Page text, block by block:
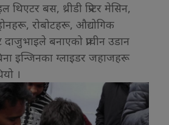
बस, थ्रीडी प्रिन्टर मेसिन,
रोबोटहरू, औद्योगिक
बनाएको प्राचीन उडान
इन्जिनका ग्लाइडर जहाजहरू
।